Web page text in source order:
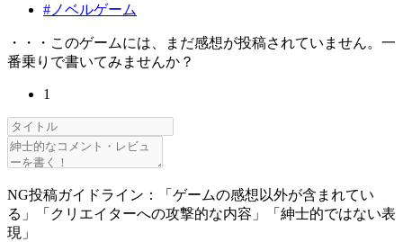
#ノベルゲーム
・・・このゲームには、まだ感想が投稿されていません。一
番乗りで書いてみませんか？
1
NG投稿ガイドライン：「ゲームの感想以外が含まれてい
る」「クリエイターへの攻撃的な内容」「紳士的ではない表
現」